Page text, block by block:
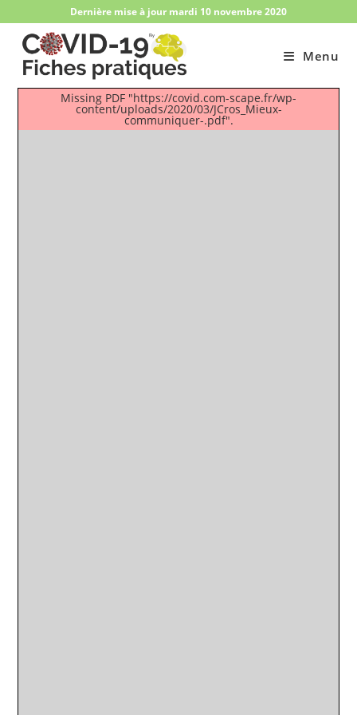
content
Dernière mise à jour mardi 10 novembre 2020
Menu
Missing PDF "https://covid.com-scape.fr/wp-
content/uploads/2020/03/JCros_Mieux-
communiquer-.pdf".